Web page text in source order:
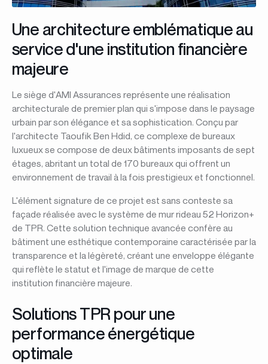
Une architecture emblématique au
service d'une institution financière
majeure
Le siège d'AMI Assurances représente une réalisation
architecturale de premier plan qui s'impose dans le paysage
urbain par son élégance et sa sophistication. Conçu par
l'architecte Taoufik Ben Hdid, ce complexe de bureaux
luxueux se compose de deux bâtiments imposants de sept
étages, abritant un total de 170 bureaux qui offrent un
environnement de travail à la fois prestigieux et fonctionnel.
L'élément signature de ce projet est sans conteste sa
façade réalisée avec le système de mur rideau 52 Horizon+
de TPR. Cette solution technique avancée confère au
bâtiment une esthétique contemporaine caractérisée par la
transparence et la légèreté, créant une enveloppe élégante
qui reflète le statut et l'image de marque de cette
institution financière majeure.
Solutions TPR pour une
performance énergétique
optimale